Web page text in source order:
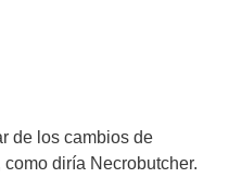
de los cambios de
diría Necrobutcher.